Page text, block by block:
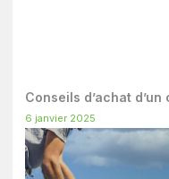
Conseils d’achat
6 janvier 2025